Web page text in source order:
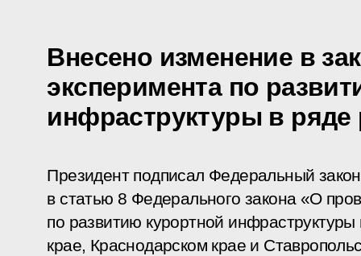
Внесено изменение в
эксперимента по
инфраструктуры в ряде
Президент подписал Федеральный
в статью 8 Федерального закона «О
по развитию курортной
крае, Краснодарском крае и